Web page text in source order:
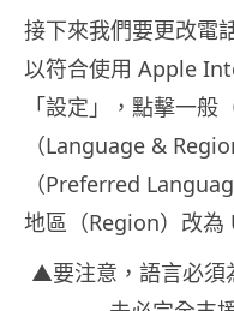
接下來我們要更改電
以符合使用 Apple
「設定」，點擊一
（Language &
（Preferred
地區（Region）改為
▲要注意，語言必須